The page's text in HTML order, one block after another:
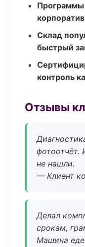
Программы
Склад
быстрый
контроль
Отзывы
фотоотчёт.
не нашли.
— Клиент
Делал
срокам,
Машина